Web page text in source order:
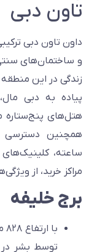
تاون دبی
داون تاون دبی
زندگی در این
پیاده به دبی مال،
ساعته، کلینیک‌های
مراکز خرید، از
برج خلیفه
با